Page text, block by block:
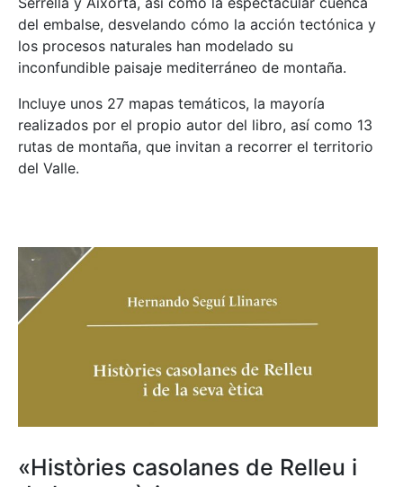
del embalse, desvelando cómo la acción tectónica y
los procesos naturales han modelado su
inconfundible paisaje mediterráneo de montaña.
Incluye unos 27 mapas temáticos, la mayoría
realizados por el propio autor del libro, así como 13
rutas de montaña, que invitan a recorrer el territorio
del Valle.
«Històries casolanes de Relleu i